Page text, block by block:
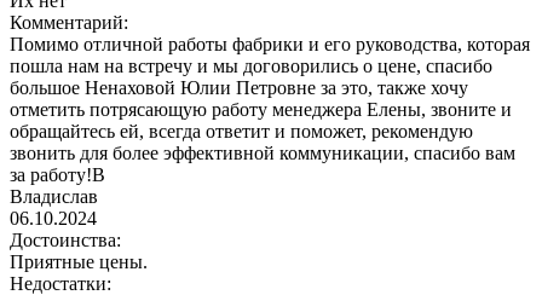
Комментарий:
Помимо отличной работы фабрики и его руководства, которая
пошла нам на встречу и мы договорились о цене, спасибо
большое Ненаховой Юлии Петровне за это, также хочу
отметить потрясающую работу менеджера Елены, звоните и
обращайтесь ей, всегда ответит и поможет, рекомендую
звонить для более эффективной коммуникации, спасибо вам
за работу!В
Владислав
06.10.2024
Достоинства:
Приятные цены.
Недостатки: